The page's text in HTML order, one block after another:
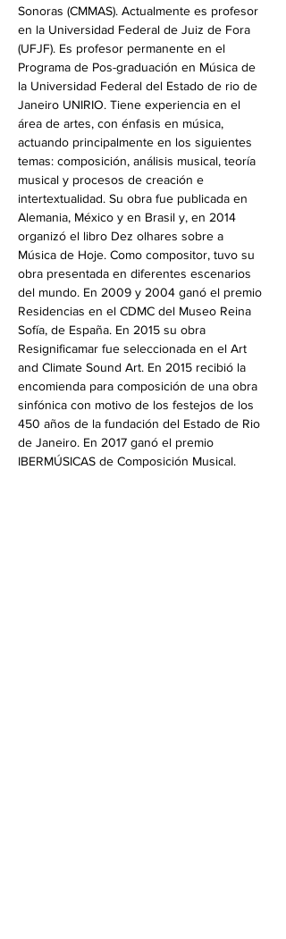
Sonoras (CMMAS). Actualmente es profesor
en la Universidad Federal de Juiz de Fora
(UFJF). Es profesor permanente en el
Programa de Pos-graduación en Música de
la Universidad Federal del Estado de rio de
Janeiro UNIRIO. Tiene experiencia en el
área de artes, con énfasis en música,
actuando principalmente en los siguientes
temas: composición, análisis musical, teoría
musical y procesos de creación e
intertextualidad. Su obra fue publicada en
Alemania, México y en Brasil y, en 2014
organizó el libro Dez olhares sobre a
Música de Hoje. Como compositor, tuvo su
obra presentada en diferentes escenarios
del mundo. En 2009 y 2004 ganó el premio
Residencias en el CDMC del Museo Reina
Sofía, de España. En 2015 su obra
Resignificamar fue seleccionada en el Art
and Climate Sound Art. En 2015 recibió la
encomienda para composición de una obra
sinfónica con motivo de los festejos de los
450 años de la fundación del Estado de Rio
de Janeiro. En 2017 ganó el premio
IBERMÚSICAS de Composición Musical.